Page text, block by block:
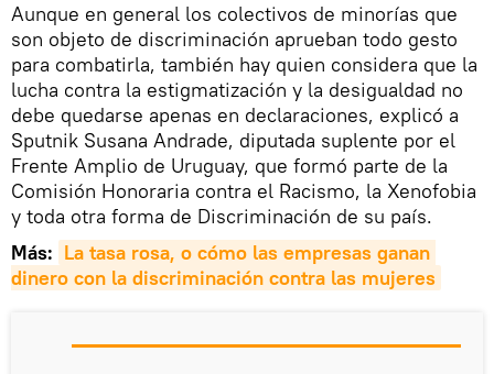
Aunque en general los colectivos de minorías que
son objeto de discriminación aprueban todo gesto
para combatirla, también hay quien considera que la
lucha contra la estigmatización y la desigualdad no
debe quedarse apenas en declaraciones, explicó a
Sputnik Susana Andrade, diputada suplente por el
Frente Amplio de Uruguay, que formó parte de la
Comisión Honoraria contra el Racismo, la Xenofobia
y toda otra forma de Discriminación de su país.
Más: La tasa rosa, o cómo las empresas ganan
dinero con la discriminación contra las mujeres